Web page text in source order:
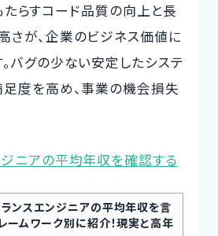
らすコード品質の向上と長
さが、企業のビジネス価値に
バグの少ない安定したシステ
足度を高め、事業の機会損失
ジニアの平均年収を確認する
ンスエンジニアの平均年収を言
ームワーク別に紹介！現実と高年